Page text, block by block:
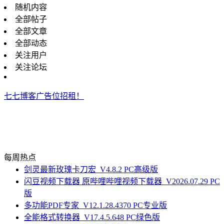
随机内容
全部帖子
全部文章
全部动态
关注用户
关注论坛
七七博客广告位招租！
每周热点
剑灵最新玫瑰卡刀宏_V4.8.2 PC高级版
闪豆视频下载器 原哔哩哔哩视频下载器_V2026.07.29 PC
版
多功能PDF专家_V12.1.28.4370 PC专业版
全能格式转换器_V17.4.5.648 PC绿色版